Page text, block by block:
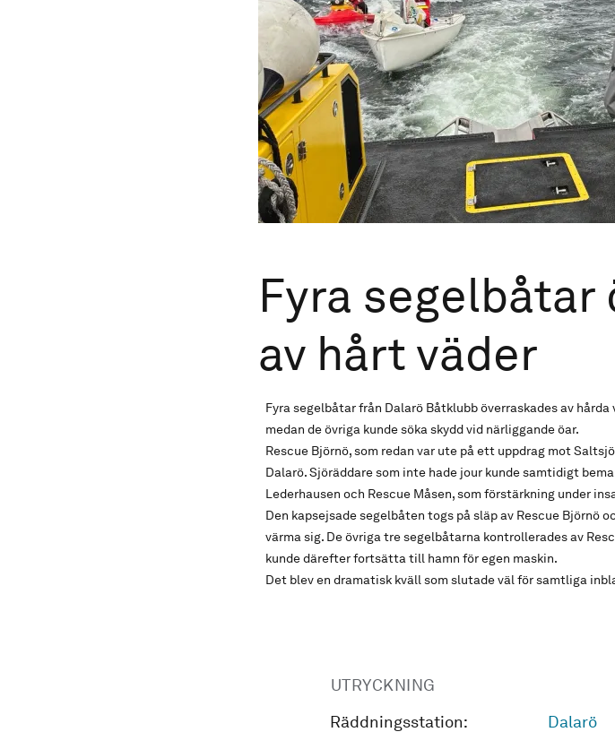
Fyra segelbåtar
av hårt väder
Fyra segelbåtar från Dalarö Båtklubb överraskades av
medan de övriga kunde söka skydd vid närliggande öar.
Rescue Björnö, som redan var ute på ett uppdrag mot
Dalarö. Sjöräddare som inte hade jour kunde samtidigt
Lederhausen och Rescue Måsen, som förstärkning under
Den kapsejsade segelbåten togs på släp av Rescue
värma sig. De övriga tre segelbåtarna kontrollerades av
kunde därefter fortsätta till hamn för egen maskin.
Det blev en dramatisk kväll som slutade väl för samtliga
UTRYCKNING
Räddningsstation:
Dalarö